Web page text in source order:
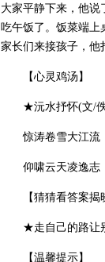
大家平静下来，他
吃午饭了。饭菜端上
家长们来接孩子，他
【心灵鸡汤】
★沅水抒怀(文/
惊涛卷雪大江流，
仰啸云天凌逸志，
【猜猜看答案揭
★走自己的路让别
【温馨提示】